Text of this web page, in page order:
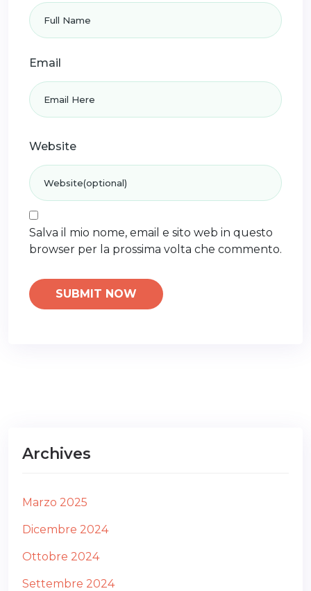
Email
Website
Salva il mio nome, email e sito web in questo
browser per la prossima volta che commento.
Archives
Marzo 2025
Dicembre 2024
Ottobre 2024
Settembre 2024